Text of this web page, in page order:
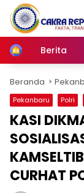
Langsung
konten
Home
Berita
Beranda
Pekanbaru Polri
KASI
CURHAT